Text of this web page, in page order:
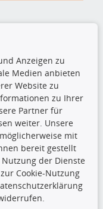
Datenbank dürfen
Anzeigen zu
Medien anbieten
Website zu
zu Ihrer
Partner für
weiter. Unsere
mit
bereit gestellt
der Dienste
Cookie-Nutzung